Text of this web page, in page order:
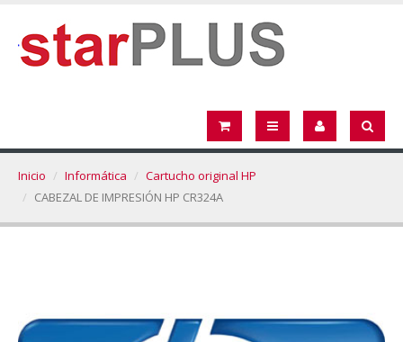
Inicio Informática
Cartucho original HP
CABEZAL DE IMPRESIÓN HP CR324A